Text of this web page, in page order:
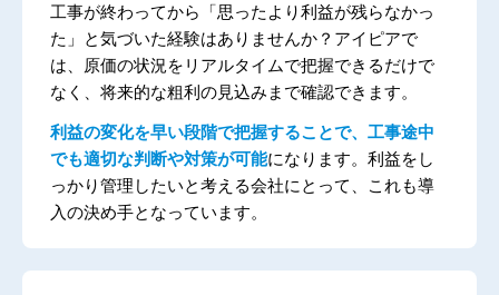
工事が終わってから「思ったより利益が残らなかっ
た」と気づいた経験はありませんか？ アイピアで
は、原価の状況をリアルタイムで把握できるだけで
なく、将来的な粗利の見込みまで確認できます。
利益の変化を早い段階で把握することで、工事途中
でも適切な判断や対策が可能になります。 利益をし
っかり管理したいと考える会社にとって、これも導
入の決め手となっています。